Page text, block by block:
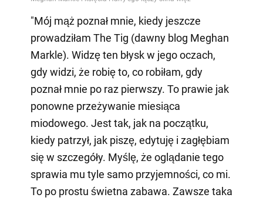
"Mój mąż poznał mnie, kiedy jeszcze
prowadziłam The Tig (dawny blog Meghan
Markle). Widzę ten błysk w jego oczach,
gdy widzi, że robię to, co robiłam, gdy
poznał mnie po raz pierwszy. To prawie jak
ponowne przeżywanie miesiąca
miodowego. Jest tak, jak na początku,
kiedy patrzył, jak piszę, edytuję i zagłębiam
się w szczegóły. Myślę, że oglądanie tego
sprawia mu tyle samo przyjemności, co mi.
To po prostu świetna zabawa. Zawsze taka